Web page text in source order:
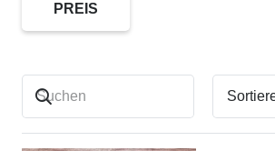
PREIS